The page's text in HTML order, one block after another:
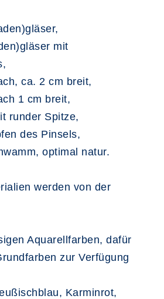
mit
ca. 2 cm breit,
1 cm breit,
runder Spitze,
des Pinsels,
optimal natur.
werden von der
Aquarellfarben, dafür
zur Verfügung
Karminrot,